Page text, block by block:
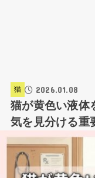
猫 2026.01.08
猫が黄色い液体
気を見分ける重